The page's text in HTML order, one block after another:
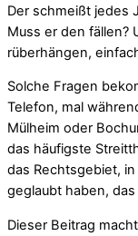
Der schmeißt jedes
Muss er den fällen?
rüberhängen,
Solche Fragen
Telefon, mal
Mülheim oder
das häufigste
das Rechtsgebiet,
geglaubt haben,
Dieser Beitrag